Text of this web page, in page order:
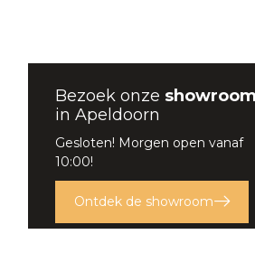
Bezoek onze showroom
in Apeldoorn
Gesloten! Morgen open vanaf
10:00!
Ontdek de showroom